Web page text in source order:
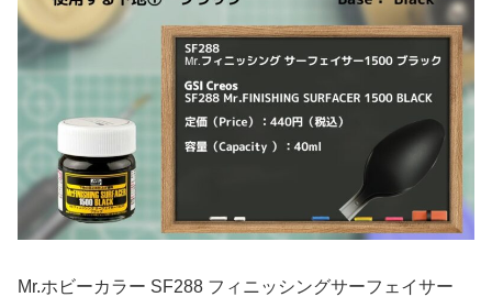
Mr.ホビーカラー SF288 フィニッシングサーフェイサー